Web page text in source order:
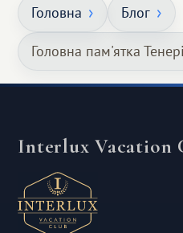
Головна Блог
Головна пам'ятка
Interlux Vacation